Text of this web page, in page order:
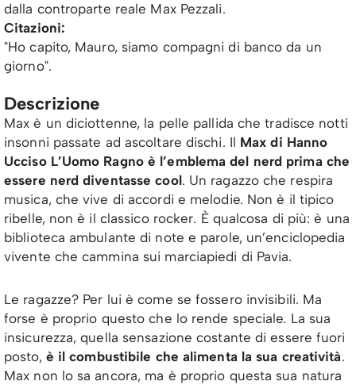
dalla controparte reale Max Pezzali.
Citazioni:
"Ho capito, Mauro, siamo compagni di banco da un
giorno".
Descrizione
Max è un diciottenne, la pelle pallida che tradisce notti
insonni passate ad ascoltare dischi. Il Max di Hanno
Ucciso L’Uomo Ragno è l’emblema del nerd prima che
essere nerd diventasse cool. Un ragazzo che respira
musica, che vive di accordi e melodie. Non è il tipico
ribelle, non è il classico rocker. È qualcosa di più: è una
biblioteca ambulante di note e parole, un’enciclopedia
vivente che cammina sui marciapiedi di Pavia.
Le ragazze? Per lui è come se fossero invisibili. Ma
forse è proprio questo che lo rende speciale. La sua
insicurezza, quella sensazione costante di essere fuori
posto, è il combustibile che alimenta la sua creatività.
Max non lo sa ancora, ma è proprio questa sua natura